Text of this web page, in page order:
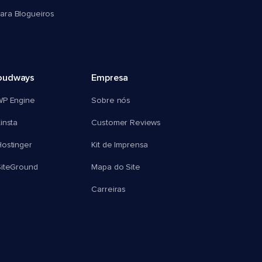
Blogueiros
Engine
Empresa
Sobre nós
Customer Reviews
Kit de Imprensa
Mapa do Site
Carreiras